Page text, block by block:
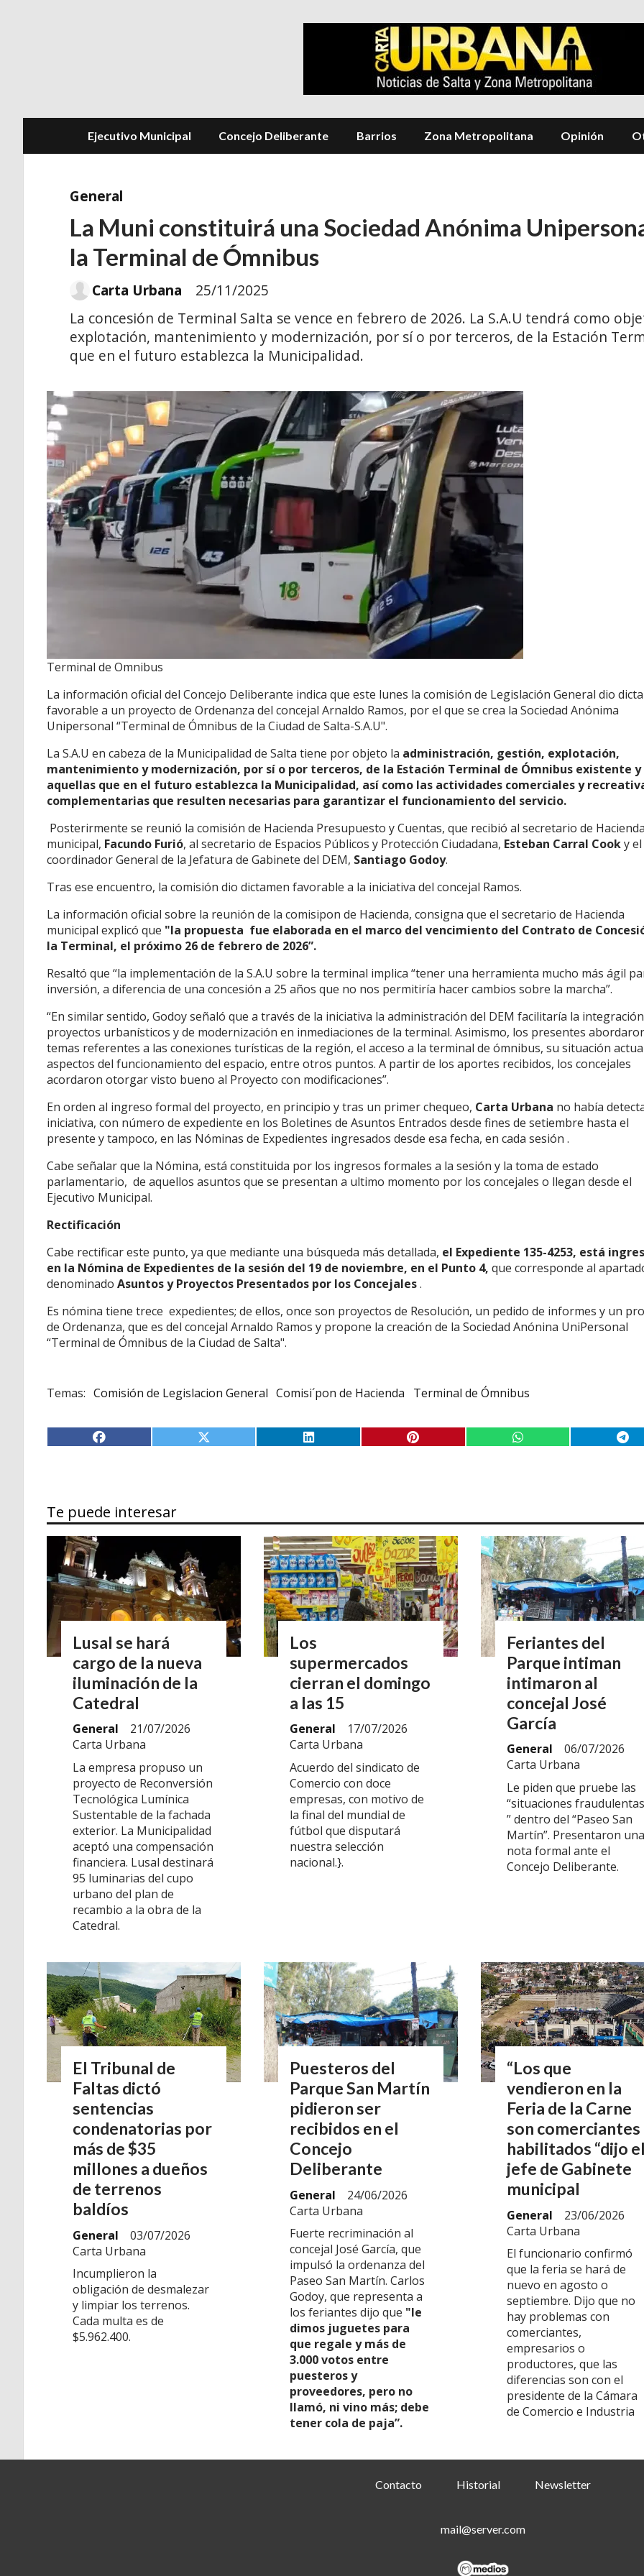
Ejecutivo Municipal Concejo Deliberante Barrios Zona Metropolitana Opinión
La Muni constituirá una Sociedad Anónima
la Terminal de Ómnibus
La concesión de Terminal Salta se vence en febrero de 2026. La S.A.U tendrá como
explotación, mantenimiento y modernización, por sí o por terceros, de la Estación
que en el futuro establezca la Municipalidad.
General
25/11/2025
Carta Urbana
Terminal de Omnibus
La información oficial del Concejo Deliberante indica que este lunes la comisión de Legislación General dio
favorable a un proyecto de Ordenanza del concejal Arnaldo Ramos, por el que se crea la Sociedad Anónima
Unipersonal “Terminal de Ómnibus de la Ciudad de Salta-S.A.U".
La S.A.U en cabeza de la Municipalidad de Salta tiene por objeto la administración, gestión, explotación,
mantenimiento y modernización, por sí o por terceros, de la Estación Terminal de Ómnibus existente y
aquellas que en el futuro establezca la Municipalidad, así como las actividades comerciales y
complementarias que resulten necesarias para garantizar el funcionamiento del servicio.
Posterirmente se reunió la comisión de Hacienda Presupuesto y Cuentas, que recibió al secretario de
municipal, Facundo Furió, al secretario de Espacios Públicos y Protección Ciudadana, Esteban Carral Cooky el
coordinador General de la Jefatura de Gabinete del DEM, Santiago Godoy.
Tras ese encuentro, la comisión dio dictamen favorable a la iniciativa del concejal Ramos.
La información oficial sobre la reunión de la comisipon de Hacienda, consigna que el secretario de Hacienda
municipal explicó que "la propuesta fue elaborada en el marco del vencimiento del Contrato de
la Terminal, el próximo 26 de febrero de 2026”.
Resaltó que “la implementación de la S.A.U sobre la terminal implica “tener una herramienta mucho más ágil
inversión, a diferencia de una concesión a 25 años que no nos permitiría hacer cambios sobre la marcha”.
“En similar sentido, Godoy señaló que a través de la iniciativa la administración del DEM facilitaría la
proyectos urbanísticos y de modernización en inmediaciones de la terminal. Asimismo, los presentes
temas referentes a las conexiones turísticas de la región, el acceso a la terminal de ómnibus, su situación
aspectos del funcionamiento del espacio, entre otros puntos. A partir de los aportes recibidos, los concejales
acordaron otorgar visto bueno al Proyecto con modificaciones”.
En orden al ingreso formal del proyecto, en principio y tras un primer chequeo, Carta Urbana no había
iniciativa, con número de expediente en los Boletines de Asuntos Entrados desde fines de setiembre hasta el
presente y tampoco, en las Nóminas de Expedientes ingresados desde esa fecha, en cada sesión .
Cabe señalar que la Nómina, está constituida por los ingresos formales a la sesión y la toma de estado
parlamentario, de aquellos asuntos que se presentan a ultimo momento por los concejales o llegan desde el
Ejecutivo Municipal.
Rectificación
Cabe rectificar este punto, ya que mediante una búsqueda más detallada, el Expediente 135-4253, está
en la Nómina de Expedientes de la sesión del 19 de noviembre, en el Punto 4, que corresponde al
denominado Asuntos y Proyectos Presentados por los Concejales.
Es nómina tiene trece expedientes; de ellos, once son proyectos de Resolución, un pedido de informes y un
de Ordenanza, que es del concejal Arnaldo Ramos y propone la creación de la Sociedad Anónina UniPersonal
“Terminal de Ómnibus de la Ciudad de Salta".
Comisión de Legislacion General Comisi´pon de Hacienda Terminal de Ómnibus
Te puede interesar
Lusal se hará
cargo de la nueva
iluminación de la
Catedral
Carta Urbana
General 21/07/2026
La empresa propuso un
proyecto de Reconversión
Tecnológica Lumínica
Sustentable de la fachada
exterior. La Municipalidad
aceptó una compensación
financiera. Lusal destinará
95 luminarias del cupo
urbano del plan de
recambio a la obra de la
Catedral.
Los
supermercados
cierran el domingo
a las 15
Carta Urbana
General 17/07/2026
Acuerdo del sindicato de
Comercio con doce
empresas, con motivo de
la final del mundial de
fútbol que disputará
nuestra selección
nacional.}.
Feriantes del
Parque intiman
intimaron al
concejal José
García
Carta Urbana
General 06/07/2026
Le piden que pruebe las
“situaciones fraudulentas
” dentro del “Paseo San
Martín”. Presentaron una
nota formal ante el
Concejo Deliberante.
El Tribunal de
Faltas dictó
sentencias
condenatorias por
más de $35
millones a dueños
de terrenos
baldíos
Carta Urbana
General 03/07/2026
Incumplieron la
obligación de desmalezar
y limpiar los terrenos.
Cada multa es de
$5.962.400.
Puesteros del
Parque San Martín
pidieron ser
recibidos en el
Concejo
Deliberante
Carta Urbana
General 24/06/2026
Fuerte recriminación al
concejal José García, que
impulsó la ordenanza del
Paseo San Martín. Carlos
Godoy, que representa a
los feriantes dijo que "le
dimos juguetes para
que regale y más de
3.000 votos entre
puesteros y
proveedores, pero no
llamó, ni vino más; debe
tener cola de paja”.
“Los que
vendieron en la
Feria de la Carne
son comerciantes
habilitados “dijo
jefe de Gabinete
municipal
Carta Urbana
General 23/06/2026
El funcionario confirmó
que la feria se hará de
nuevo en agosto o
septiembre. Dijo que no
hay problemas con
comerciantes,
empresarios o
productores, que las
diferencias son con el
presidente de la Cámara
de Comercio e Industria
Contacto Historial Newsletter
mail@server.com